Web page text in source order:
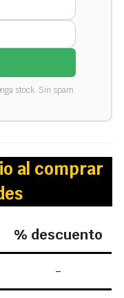
stock. Sin spam.
al comprar
% descuento
-